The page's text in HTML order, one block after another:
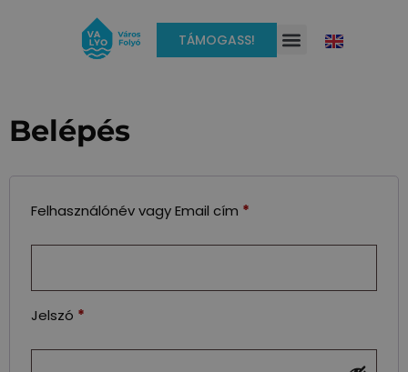
TÁMOGASS!
Belépés
Felhasználónév vagy Email cím *
Jelszó *